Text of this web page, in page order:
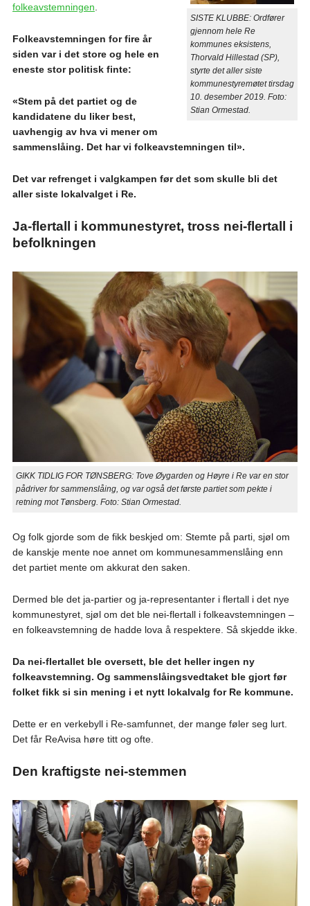
SISTE KLUBBE: Ordfører
gjennom hele Re
kommunes eksistens,
Thorvald Hillestad (SP),
styrte det aller siste
kommunestyremøtet tirsdag
10. desember 2019. Foto:
Stian Ormestad.
folkeavstemningen
Folkeavstemningen for fire år
siden var i det store og hele en
eneste stor politisk finte:
«Stem på det partiet og de
kandidatene du liker best,
uavhengig av hva vi mener om
sammenslåing. Det har vi folkeavstemningen til».
Det var refrenget i valgkampen før det som skulle bli det
aller siste lokalvalget i Re.
Ja-flertall i kommunestyret, tross nei-flertall i
befolkningen
GIKK TIDLIG FOR TØNSBERG: Tove Øygarden og Høyre i Re var en stor
pådriver for sammenslåing, og var også det første partiet som pekte i
retning mot Tønsberg. Foto: Stian Ormestad.
Og folk gjorde som de fikk beskjed om: Stemte på parti, sjøl om
de kanskje mente noe annet om kommunesammenslåing enn
det partiet mente om akkurat den saken.
Dermed ble det ja-partier og ja-representanter i flertall i det nye
kommunestyret, sjøl om det ble nei-flertall i folkeavstemningen –
en folkeavstemning de hadde lova å respektere. Så skjedde ikke.
Da nei-flertallet ble oversett, ble det heller ingen ny
folkeavstemning. Og sammenslåingsvedtaket ble gjort før
folket fikk si sin mening i et nytt lokalvalg for Re kommune.
Dette er en verkebyll i Re-samfunnet, der mange føler seg lurt.
Det får ReAvisa høre titt og ofte.
Den kraftigste nei-stemmen